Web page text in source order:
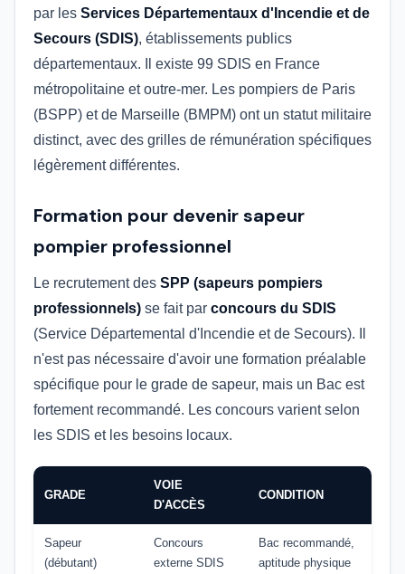
par les Services Départementaux d'Incendie et de
Secours (SDIS), établissements publics
départementaux. Il existe 99 SDIS en France
métropolitaine et outre-mer. Les pompiers de Paris
(BSPP) et de Marseille (BMPM) ont un statut militaire
distinct, avec des grilles de rémunération spécifiques
légèrement différentes.
Formation pour devenir sapeur
pompier professionnel
Le recrutement des SPP (sapeurs pompiers
professionnels) se fait par concours du SDIS
(Service Départemental d'Incendie et de Secours). Il
n'est pas nécessaire d'avoir une formation préalable
spécifique pour le grade de sapeur, mais un Bac est
fortement recommandé. Les concours varient selon
les SDIS et les besoins locaux.
GRADE
VOIE
D'ACCÈS
CONDITION
Sapeur
(débutant)
Concours
externe SDIS
Bac recommandé,
aptitude physique